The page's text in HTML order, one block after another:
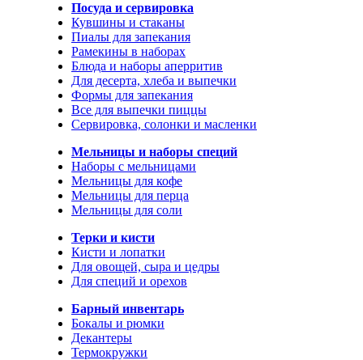
Посуда и сервировка
Кувшины и стаканы
Пиалы для запекания
Рамекины в наборах
Блюда и наборы аперритив
Для десерта, хлеба и выпечки
Формы для запекания
Все для выпечки пиццы
Сервировка, солонки и масленки
Мельницы и наборы специй
Наборы с мельницами
Мельницы для кофе
Мельницы для перца
Мельницы для соли
Терки и кисти
Кисти и лопатки
Для овощей, сыра и цедры
Для специй и орехов
Барный инвентарь
Бокалы и рюмки
Декантеры
Термокружки